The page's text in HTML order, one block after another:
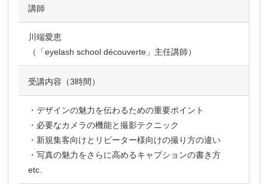
講師
川端愛恵
（「eyelash school découverte」主任講師）
受講内容（3時間）
・デザインの魅力を伝わるための重要ポイント
・必要なカメラの機能と撮影テクニック
・新規集客向けとリピーター様向けの撮り方の違い
・写真の魅力をさらに高めるキャプションの書き方
etc.